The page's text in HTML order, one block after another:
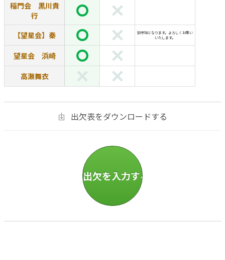
稲門会 黒川貴
行
【望星会】秦
初参加となります。よろしくお願い
いたします。
望星会 浜崎
高瀬舞衣
出欠表をダウンロードする